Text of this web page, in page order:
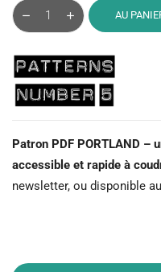
AU
Patron PDF PORTLAND –
accessible et rapide à
newsletter, ou disponible